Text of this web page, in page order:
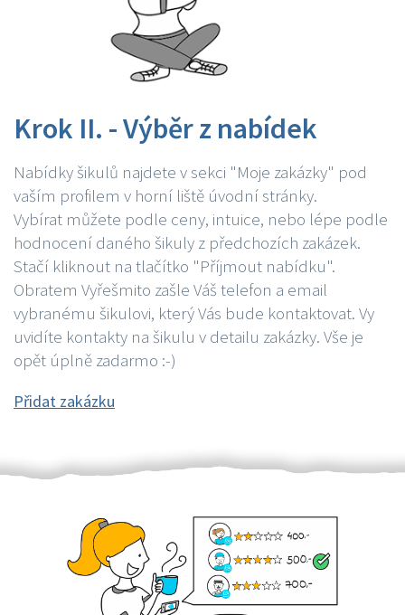
Krok II. - Výběr z nabídek
Nabídky šikulů najdete v sekci "Moje zakázky" pod
vaším profilem v horní liště úvodní stránky.
Vybírat můžete podle ceny, intuice, nebo lépe podle
hodnocení daného šikuly z předchozích zakázek.
Stačí kliknout na tlačítko "Příjmout nabídku".
Obratem Vyřešmito zašle Váš telefon a email
vybranému šikulovi, který Vás bude kontaktovat. Vy
uvidíte kontakty na šikulu v detailu zakázky. Vše je
opět úplně zadarmo :-)
Přidat zakázku